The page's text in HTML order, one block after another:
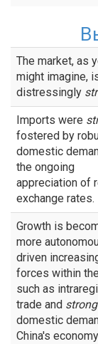
The market, as
might imagine,
distressingly
Imports were
fostered by
domestic
the ongoing
appreciation of
exchange rates.
Growth is
more
driven
forces within
such as
trade and strong
domestic
China's economy